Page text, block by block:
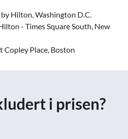
by Hilton, Washington D.C.
- Times Square South, New
Place, Boston
i prisen?